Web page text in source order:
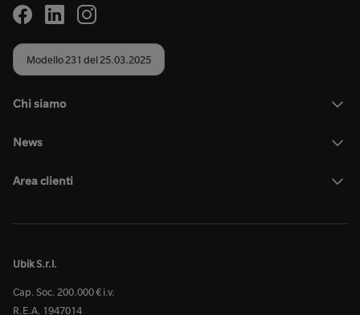
Modello 231 del 25.03.2025
Chi siamo
News
Area clienti
Ubik S.r.l.
Cap. Soc. 200.000 € i.v.
R.E.A. 1947014